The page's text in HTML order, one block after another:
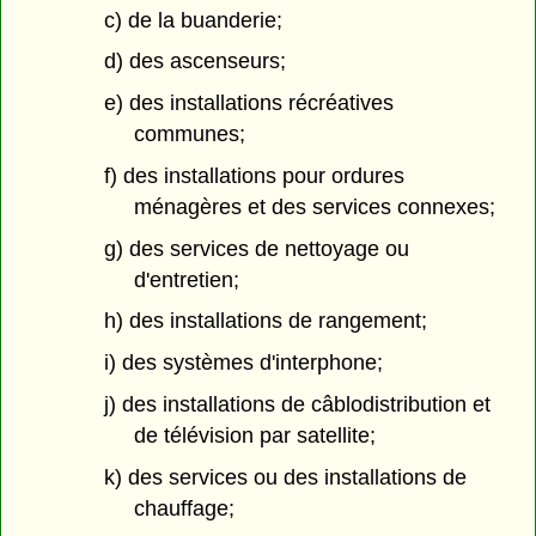
c) de la buanderie;
d) des ascenseurs;
e) des installations récréatives
communes;
f) des installations pour ordures
ménagères et des services connexes;
g) des services de nettoyage ou
d'entretien;
h) des installations de rangement;
i) des systèmes d'interphone;
j) des installations de câblodistribution et
de télévision par satellite;
k) des services ou des installations de
chauffage;